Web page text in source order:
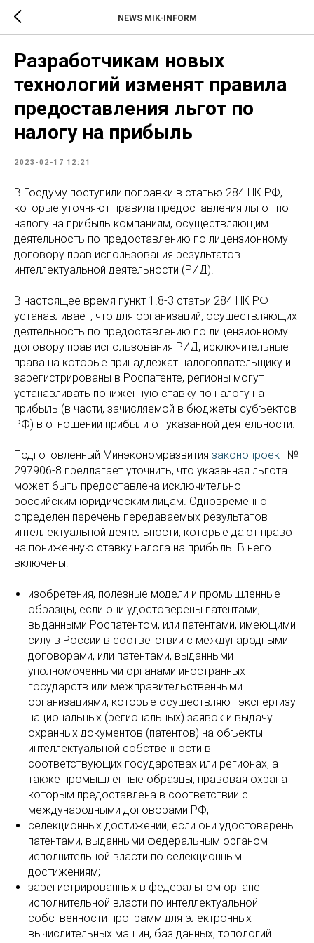
NEWS MIK-INFORM
Разработчикам новых
технологий изменят правила
предоставления льгот по
налогу на прибыль
2023-02-17 12:21
В Госдуму поступили поправки в статью 284 НК РФ,
которые уточняют правила предоставления льгот по
налогу на прибыль компаниям, осуществляющим
деятельность по предоставлению по лицензионному
договору прав использования результатов
интеллектуальной деятельности (РИД).
В настоящее время пункт 1.8-3 статьи 284 НК РФ
устанавливает, что для организаций, осуществляющих
деятельность по предоставлению по лицензионному
договору прав использования РИД, исключительные
права на которые принадлежат налогоплательщику и
зарегистрированы в Роспатенте, регионы могут
устанавливать пониженную ставку по налогу на
прибыль (в части, зачисляемой в бюджеты субъектов
РФ) в отношении прибыли от указанной деятельности.
Подготовленный Минэкономразвития законопроект №
297906-8 предлагает уточнить, что указанная льгота
может быть предоставлена исключительно
российским юридическим лицам. Одновременно
определен перечень передаваемых результатов
интеллектуальной деятельности, которые дают право
на пониженную ставку налога на прибыль. В него
включены:
изобретения, полезные модели и промышленные
образцы, если ‎они удостоверены патентами,
выданными Роспатентом, или патентами, имеющими
силу в России в соответствии ‎с международными
договорами, или патентами, выданными
уполномоченными органами иностранных
государств ‎или межправительственными
организациями, которые осуществляют экспертизу
национальных (региональных) заявок и выдачу
охранных документов (патентов) на объекты
интеллектуальной собственности ‎в
соответствующих государствах или регионах, а
также промышленные образцы, правовая охрана
которым предоставлена в соответствии ‎с
международными договорами РФ;
селекционных достижений, если они удостоверены
патентами, выданными федеральным органом
исполнительной власти по селекционным
достижениям;
зарегистрированных в федеральном органе
исполнительной власти ‎по интеллектуальной
собственности программ для электронных
вычислительных машин, баз данных, топологий